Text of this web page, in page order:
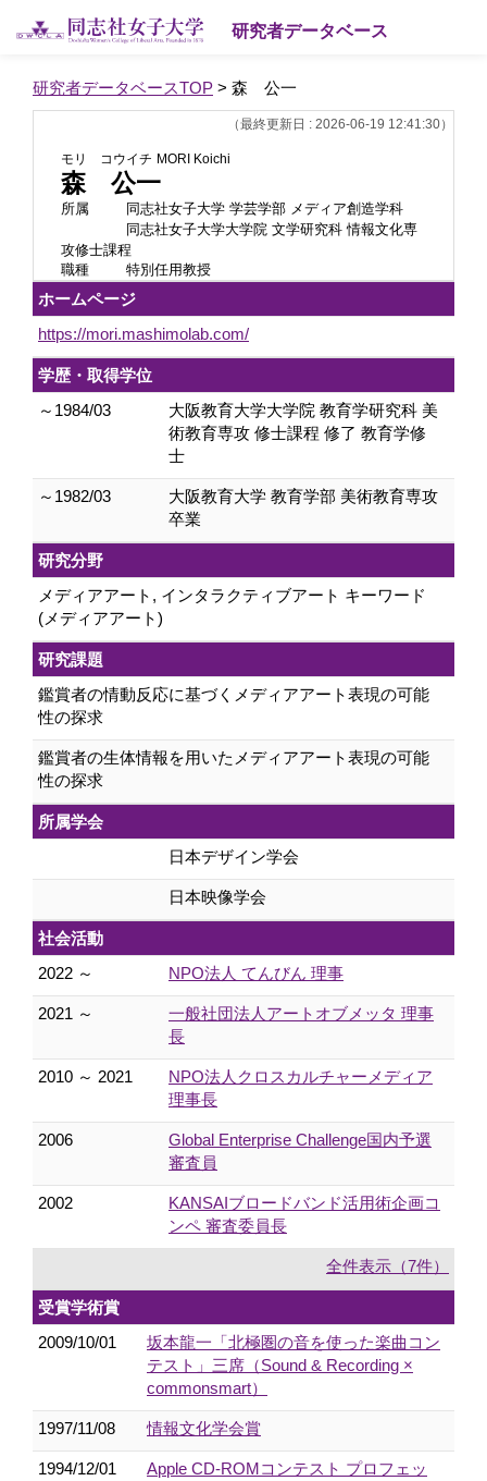
研究者データベース
研究者データベースTOP > 森 公一
（最終更新日 : 2026-06-19 12:41:30）
モリ コウイチ MORI Koichi
森 公一
所属
同志社女子大学 学芸学部 メディア創造学科
同志社女子大学大学院 文学研究科 情報文化専
攻修士課程
職種
特別任用教授
ホームページ
https://mori.mashimolab.com/
学歴・取得学位
～1984/03
大阪教育大学大学院 教育学研究科 美
術教育専攻 修士課程 修了 教育学修
士
～1982/03
大阪教育大学 教育学部 美術教育専攻
卒業
研究分野
メディアアート, インタラクティブアート キーワード
(メディアアート)
研究課題
鑑賞者の情動反応に基づくメディアアート表現の可能
性の探求
鑑賞者の生体情報を用いたメディアアート表現の可能
性の探求
所属学会
日本デザイン学会
日本映像学会
社会活動
2022 ～
NPO法人 てんびん 理事
2021 ～
一般社団法人アートオブメッタ 理事
長
2010 ～ 2021
NPO法人クロスカルチャーメディア
理事長
2006
Global Enterprise Challenge国内予選
審査員
2002
KANSAIブロードバンド活用術企画コ
ンペ 審査委員長
全件表示（7件）
受賞学術賞
2009/10/01
坂本龍一「北極圏の音を使った楽曲コン
テスト」三席（Sound & Recording ×
commonsmart）
1997/11/08 情報文化学会賞
1994/12/01
Apple CD-ROMコンテスト プロフェッ